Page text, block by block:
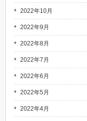
2022年10月
2022年9月
2022年8月
2022年7月
2022年6月
2022年5月
2022年4月